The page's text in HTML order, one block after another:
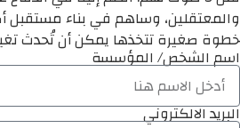
والمعتقلين، وساهم في بناء مستقبل
خطوة صغيرة تتخذها يمكن أن تُحدث
اسم الشخص/ المؤسسة
البريد الالكتروني